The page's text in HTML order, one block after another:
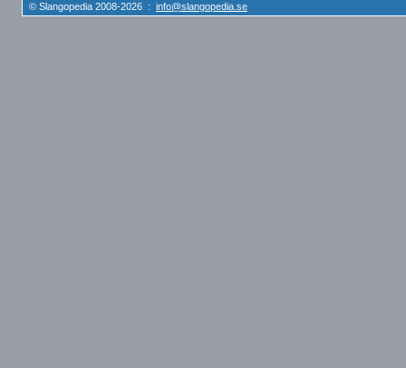
© Slangopedia 2008-2026 : info@slangopedia.se